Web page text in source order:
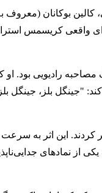
کالین بوکانان
واقعی کریسمس
رادیویی بود.
بلز، جینگل
را منتشر کردند.
از نمادهای